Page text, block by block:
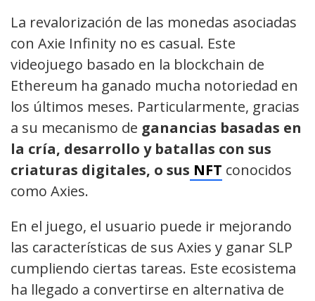
La revalorización de las monedas asociadas
con Axie Infinity no es casual. Este
videojuego basado en la blockchain de
Ethereum ha ganado mucha notoriedad en
los últimos meses. Particularmente, gracias
a su mecanismo de ganancias basadas en
la cría, desarrollo y batallas con sus
criaturas digitales, o sus NFT conocidos
como Axies.
En el juego, el usuario puede ir mejorando
las características de sus Axies y ganar SLP
cumpliendo ciertas tareas. Este ecosistema
ha llegado a convertirse en alternativa de